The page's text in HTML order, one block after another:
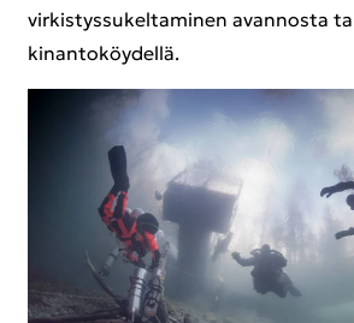
vir­kis­tys­su­kel­ta­mi­nen avan­nos­ta
kin­an­to­köy­del­lä.